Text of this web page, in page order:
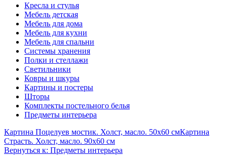
Кресла и стулья
Мебель детская
Мебель для дома
Мебель для кухни
Мебель для спальни
Системы хранения
Полки и стеллажи
Светильники
Ковры и шкуры
Картины и постеры
Шторы
Комплекты постельного белья
Предметы интерьера
Картина Поцелуев мостик. Холст, масло. 50х60 смКартина
Страсть. Холст, масло. 90х60 см
Вернуться к: Предметы интерьера